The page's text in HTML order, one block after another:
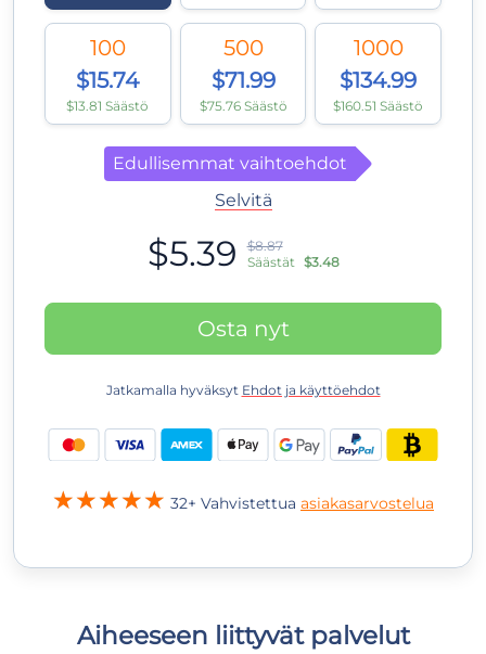
100
$15.74
$13.81 Säästö
500
$71.99
$75.76 Säästö
1000
$134.99
$160.51 Säästö
Edullisemmat vaihtoehdot
Selvitä
$5.39
$8.87
Säästät $3.48
Osta nyt
Jatkamalla hyväksyt Ehdot ja käyttöehdot
32+ Vahvistettua asiakasarvostelua
Aiheeseen liittyvät palvelut